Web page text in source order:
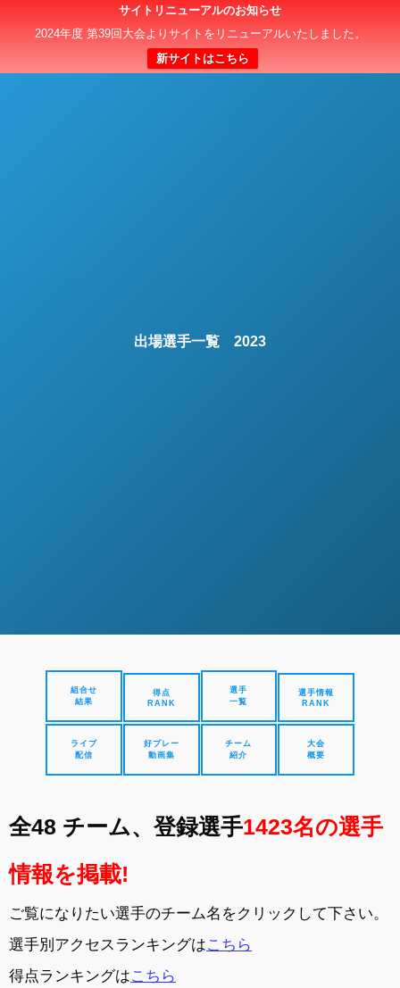
サイトリニューアルのお知らせ
2024年度 第39回大会よりサイトをリニューアルいたしました。
新サイトはこちら
日本クラブユースサッカー選手権（U-15）大会
出場選手一覧 2023
組合せ
結果
得点
RANK
選手
一覧
選手情報
RANK
ライブ
配信
好プレー
動画集
チーム
紹介
大会
概要
全48 チーム、 登録選手1423名の選手
情報を掲載!
ご覧になりたい選手のチーム名をクリックして下さい。
選手別アクセスランキングはこちら
得点ランキングはこちら